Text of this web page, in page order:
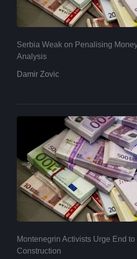
Serbia Weak on Penalising
Analysis
Damir Zovic
Montenegrin Activists Urge End
Construction